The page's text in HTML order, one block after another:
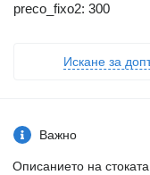
preco_fixo2: 300
Искане за
Важно
Описанието на